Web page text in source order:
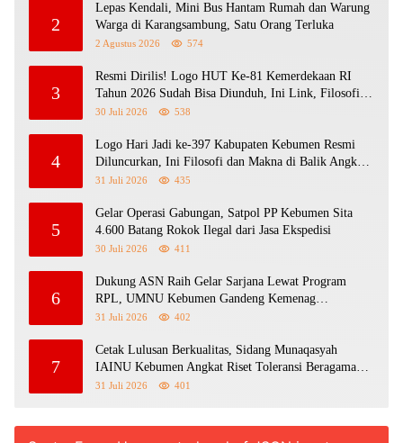
2
Lepas Kendali, Mini Bus Hantam Rumah dan Warung
Warga di Karangsambung, Satu Orang Terluka
2 Agustus 2026 574
3
Resmi Dirilis! Logo HUT Ke-81 Kemerdekaan RI
Tahun 2026 Sudah Bisa Diunduh, Ini Link, Filosofi
dan Aturan Penggunaannya
30 Juli 2026 538
4
Logo Hari Jadi ke-397 Kabupaten Kebumen Resmi
Diluncurkan, Ini Filosofi dan Makna di Balik Angka
397
31 Juli 2026 435
5
Gelar Operasi Gabungan, Satpol PP Kebumen Sita
4.600 Batang Rokok Ilegal dari Jasa Ekspedisi
30 Juli 2026 411
6
Dukung ASN Raih Gelar Sarjana Lewat Program
RPL, UMNU Kebumen Gandeng Kemenag
Purbalingga Berpredikat WBK
31 Juli 2026 402
7
Cetak Lulusan Berkualitas, Sidang Munaqasyah
IAINU Kebumen Angkat Riset Toleransi Beragama
Sejak SD
31 Juli 2026 401